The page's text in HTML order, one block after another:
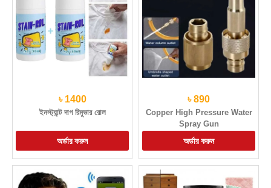
৳ 1400
ইনস্ট্যান্ট দাগ রিমুভার রোল
৳ 890
Copper High Pressure Water
Spray Gun